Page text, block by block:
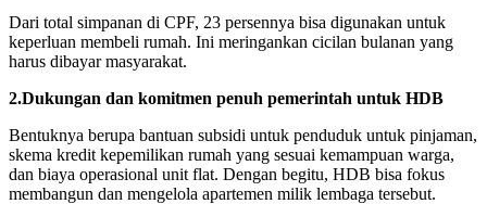
Dari total simpanan di CPF, 23 persennya bisa digunakan untuk
keperluan membeli rumah. Ini meringankan cicilan bulanan yang
harus dibayar masyarakat.
2.Dukungan dan komitmen penuh pemerintah untuk HDB
Bentuknya berupa bantuan subsidi untuk penduduk untuk pinjaman,
skema kredit kepemilikan rumah yang sesuai kemampuan warga,
dan biaya operasional unit flat. Dengan begitu, HDB bisa fokus
membangun dan mengelola apartemen milik lembaga tersebut.